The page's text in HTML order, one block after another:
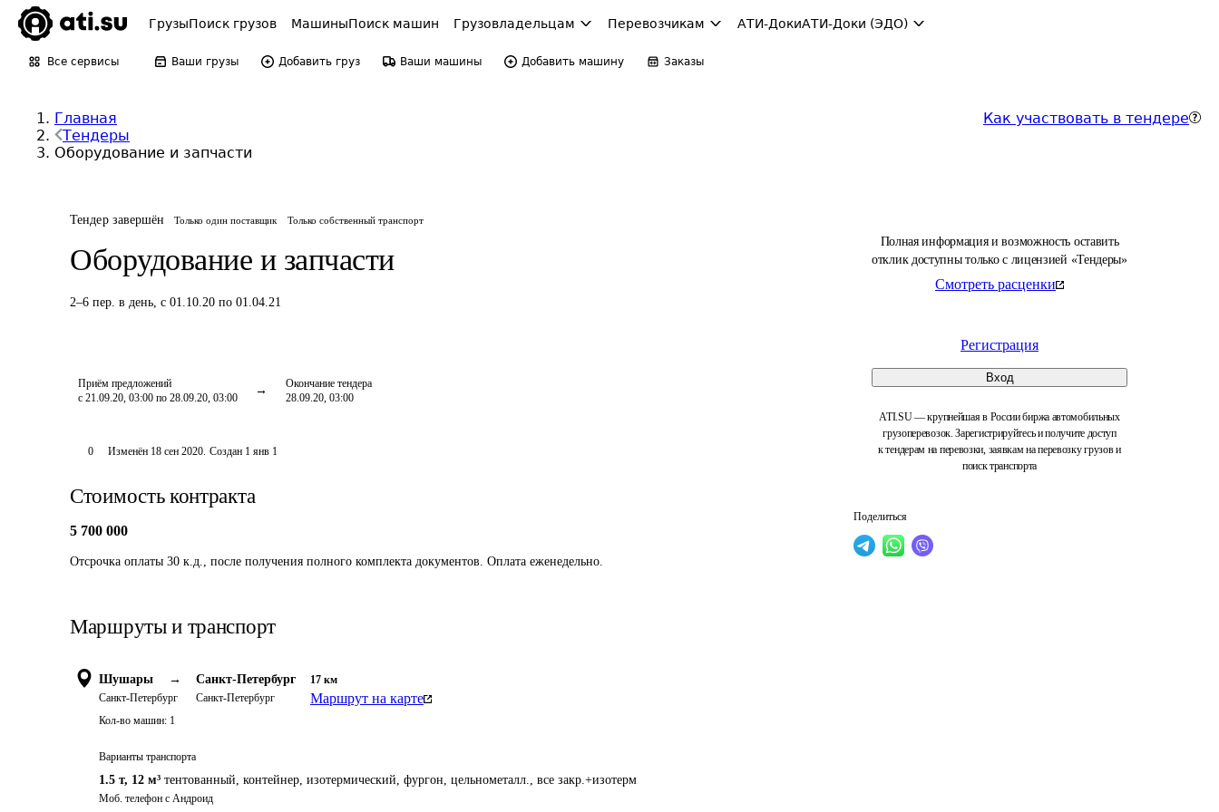
ГрузыПоиск грузов МашиныПоиск машин Грузовладельцам Перевозчикам АТИ-ДокиАТИ-Доки (ЭДО)
Все сервисы Ваши грузы Добавить груз Ваши машины Добавить машину Заказы
Главная
Тендеры
Оборудование и запчасти
Как участвовать в тендере
Тендер завершён Только один поставщик Только собственный транспорт
Оборудование и запчасти
2–6 пер. в день, с 01.10.20 по 01.04.21
Приём предложений
с 21.09.20, 03:00 по 28.09.20, 03:00
Окончание тендера
28.09.20, 03:00
Полная информация и возможность оставить
отклик доступны только с лицензией «Тендеры»
Смотреть расценки
Регистрация
Вход
ATI.SU — крупнейшая в России биржа автомобильных
грузоперевозок. Зарегистрируйтесь и получите доступ
к тендерам на перевозки, заявкам на перевозку грузов и
поиск транспорта
Поделиться
0 Изменён 18 сен 2020. Создан 1 янв 1
Стоимость контракта
5 700 000
Отсрочка оплаты 30 к.д., после получения полного комплекта документов. Оплата еженедельно.
Маршруты и транспорт
Шушары →
Санкт-Петербург
Санкт-Петербург
Санкт-Петербург
17 км
Маршрут на карте
Кол-во машин: 1
Варианты транспорта
1.5 т, 12 м³ тентованный, контейнер, изотермический, фургон, цельнометалл., все закр.+изотерм
Моб. телефон с Андроид